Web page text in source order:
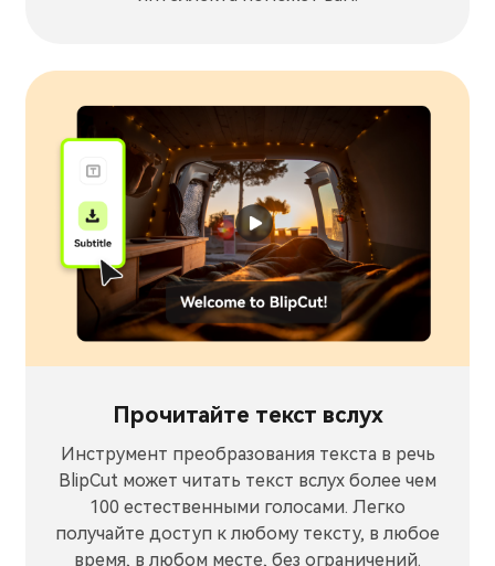
Прочитайте текст вслух
Инструмент преобразования текста в речь
BlipCut может читать текст вслух более чем
100 естественными голосами. Легко
получайте доступ к любому тексту, в любое
время, в любом месте, без ограничений.